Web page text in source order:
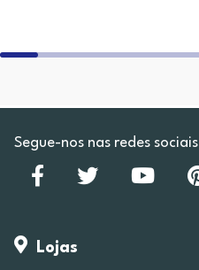
Segue-nos nas redes sociais
Lojas